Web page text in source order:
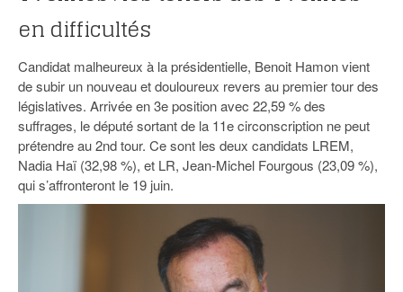
en difficultés
Candidat malheureux à la présidentielle, Benoit Hamon vient
de subir un nouveau et douloureux revers au premier tour des
législatives. Arrivée en 3e position avec 22,59 % des
suffrages, le député sortant de la 11e circonscription ne peut
prétendre au 2nd tour. Ce sont les deux candidats LREM,
Nadia Haï (32,98 %), et LR, Jean-Michel Fourgous (23,09 %),
qui s’affronteront le 19 juin.